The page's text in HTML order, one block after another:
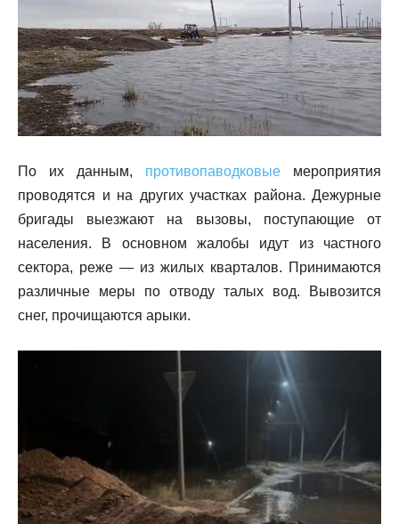
По их данным, противопаводковые мероприятия
проводятся и на других участках района. Дежурные
бригады выезжают на вызовы, поступающие от
населения. В основном жалобы идут из частного
сектора, реже — из жилых кварталов. Принимаются
различные меры по отводу талых вод. Вывозится
снег, прочищаются арыки.